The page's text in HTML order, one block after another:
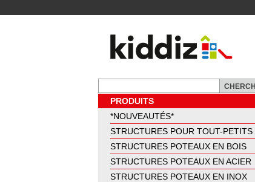
PRODUITS
*NOUVEAUTÉS*
STRUCTURES POUR TOUT-PETITS
STRUCTURES POTEAUX EN BOIS
STRUCTURES POTEAUX EN ACIER
STRUCTURES POTEAUX EN INOX